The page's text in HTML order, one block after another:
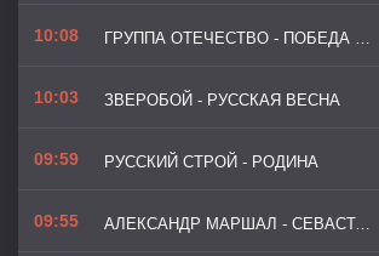
10:08 ГРУППА ОТЕЧЕСТВО - ПОБЕДА БУДЕТ ЗА НАМИ
10:03 ЗВЕРОБОЙ - РУССКАЯ ВЕСНА
09:59 РУССКИЙ СТРОЙ - РОДИНА
09:55 АЛЕКСАНДР МАРШАЛ - СЕВАСТОПОЛЬ